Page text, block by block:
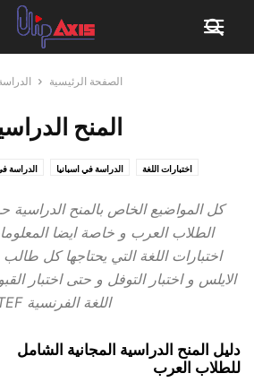
الصفحة الرئيسية
المنح
اختبارات اللغة الدراسة في اسبانيا الدراسة
كل المواضيع الخاص بالمنح الدراسية
الطلاب العرب و خاصة ايضا
اختبارات اللغة التي يحتاجها كل
الايلس و اختبار التوفل و حتى اختبار
اللغة الفرنسية TEF
دليل المنح الدراسية المجانية الشامل
للطلاب العرب